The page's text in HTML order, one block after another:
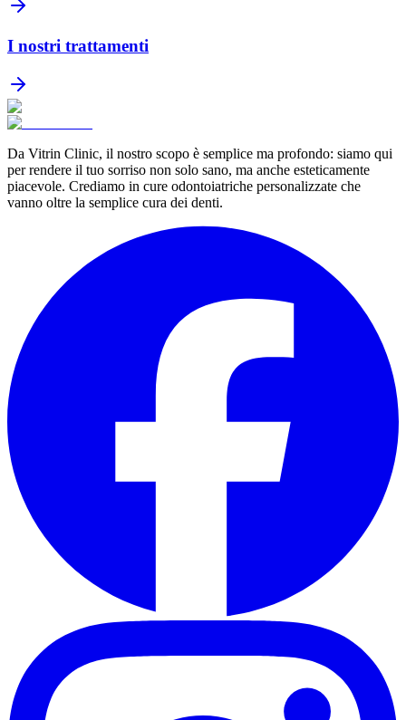
I nostri trattamenti
Da Vitrin Clinic, il nostro scopo è semplice ma profondo: siamo qui
per rendere il tuo sorriso non solo sano, ma anche esteticamente
piacevole. Crediamo in cure odontoiatriche personalizzate che
vanno oltre la semplice cura dei denti.